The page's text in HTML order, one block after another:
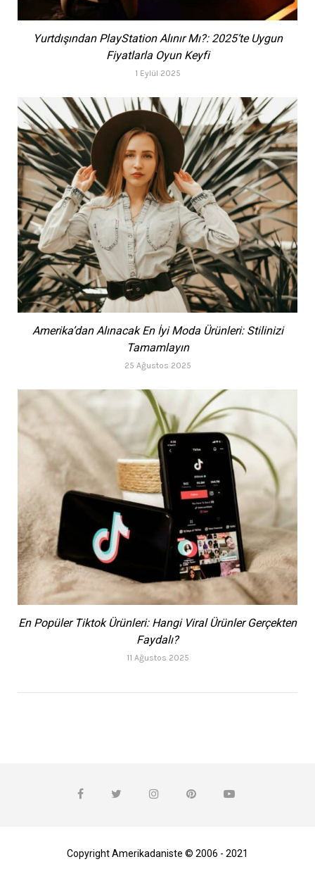
Yurtdışından PlayStation Alınır Mı?: 2025’te Uygun
Fiyatlarla Oyun Keyfi
1 Eylül 2025
Amerika’dan Alınacak En İyi Moda Ürünleri: Stilinizi
Tamamlayın
25 Ağustos 2025
En Popüler Tiktok Ürünleri: Hangi Viral Ürünler Gerçekten
Faydalı?
11 Ağustos 2025
Copyright Amerikadaniste © 2006 - 2021